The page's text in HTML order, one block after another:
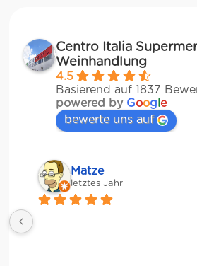
Centro Italia
Weinhandlung
4.5
Basierend auf 1837
powered by Google
bewerte uns auf
Matze
letztes Jahr